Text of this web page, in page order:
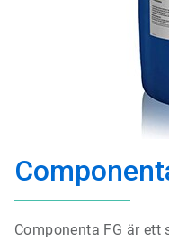
Componenta FG är